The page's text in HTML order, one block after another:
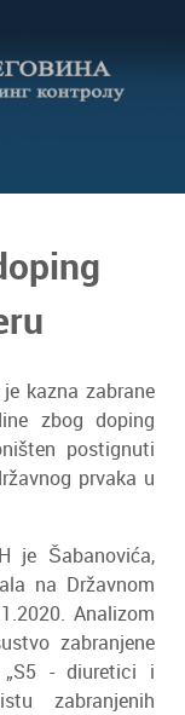
kazna zabrane
zbog doping
postignuti
prvaka u
je Šabanovića,
na Državnom
Analizom
zabranjene
„S5 - diuretici i
zabranjenih